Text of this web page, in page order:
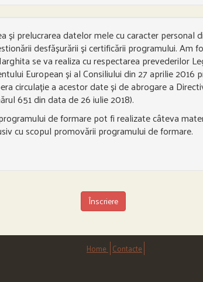
și prelucrarea datelor mele cu caracter personal
desfășurării și certificării programului.
se va realiza cu respectarea prevederilor
European și al Consiliului din 27 aprilie
circulație a acestor date și de abrogare a
651 din data de 26 iulie 2018).
de formare pot fi realizate câteva
cu scopul promovării programului de formare.
Înscriere
Home Contacte